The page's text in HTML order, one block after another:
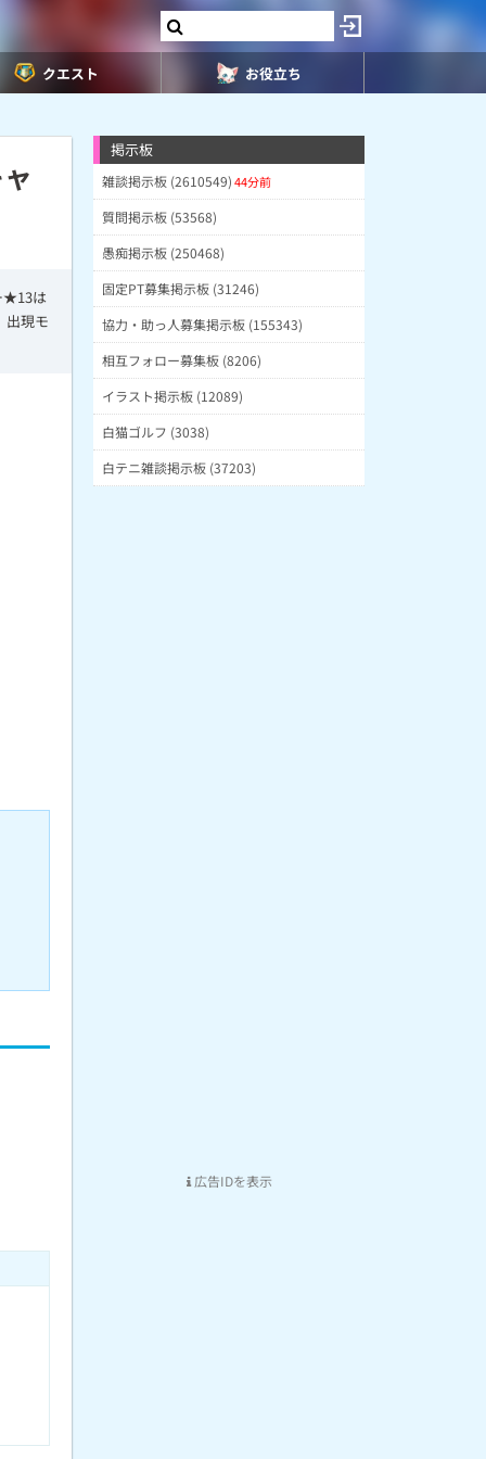
クエスト お役立ち
★13は
出現モ
掲示板
雑談掲示板 (2610549)44分前
質問掲示板 (53568)
愚痴掲示板 (250468)
固定PT募集掲示板 (31246)
協力・助っ人募集掲示板 (155343)
相互フォロー募集板 (8206)
イラスト掲示板 (12089)
白猫ゴルフ (3038)
白テニ雑談掲示板 (37203)
広告IDを表示